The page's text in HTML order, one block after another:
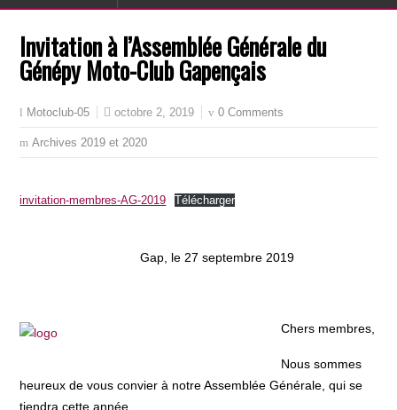
Invitation à l’Assemblée Générale du
Génépy Moto-Club Gapençais
Motoclub-05 octobre 2, 2019 0 Comments
Archives 2019 et 2020
invitation-membres-AG-2019 Télécharger
Gap, le 27 septembre 2019
Chers membres,
Nous sommes
heureux de vous convier à notre Assemblée Générale, qui se
tiendra cette année